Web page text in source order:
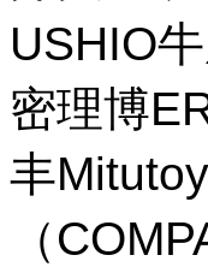
USHIO
密理博
丰
（